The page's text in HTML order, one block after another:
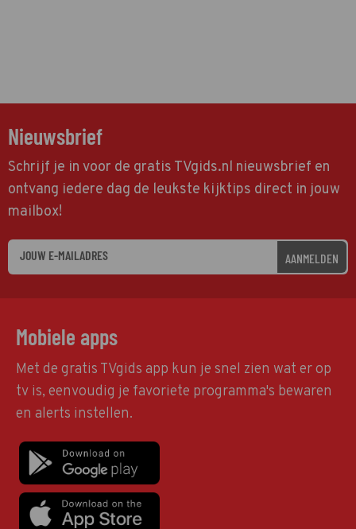
Nieuwsbrief
Schrijf je in voor de gratis TVgids.nl nieuwsbrief en
ontvang iedere dag de leukste kijktips direct in jouw
mailbox!
AANMELDEN
Mobiele apps
Met de gratis TVgids app kun je snel zien wat er op
tv is, eenvoudig je favoriete programma's bewaren
en alerts instellen.